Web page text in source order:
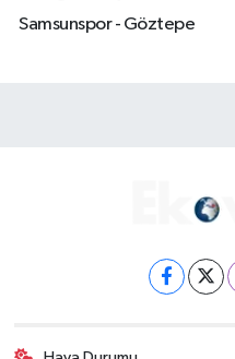
Samsunspor - Göztepe